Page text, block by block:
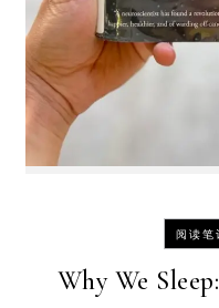
阅读笔
Why We